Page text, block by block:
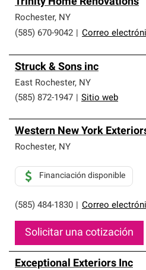
Rochester, NY
(585) 670-9042
Correo
Struck & Sons inc
East Rochester, NY
(585) 872-1947
Sitio web
Western New York
Rochester, NY
(585) 484-1830 Correo
Financiación disponible
Solicitar una cotización
Exceptional Exteriors Inc